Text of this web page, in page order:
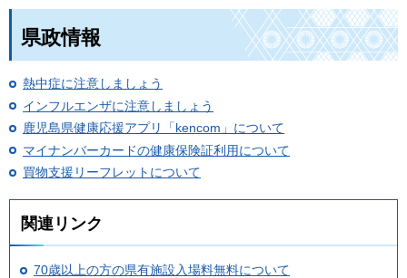
県政情報
熱中症に注意しましょう
インフルエンザに注意しましょう
鹿児島県健康応援アプリ「kencom」について
マイナンバーカードの健康保険証利用について
買物支援リーフレットについて
関連リンク
70歳以上の方の県有施設入場料無料について